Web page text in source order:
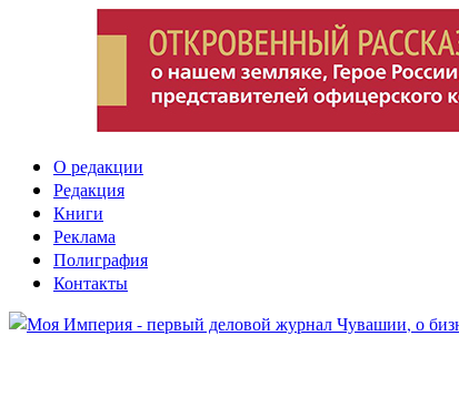
О редакции
Редакция
Книги
Реклама
Полиграфия
Контакты